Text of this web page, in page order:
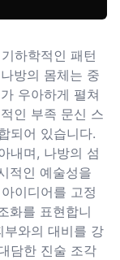
하학적인 패턴
방의 몸체는 중
우아하게 펼쳐
인 부족 문신 스
되어 있습니다.
내며, 나방의 섬
적인 예술성을
이디어를 고정
화를 표현합니
부와의 대비를 강
담한 진술 조각